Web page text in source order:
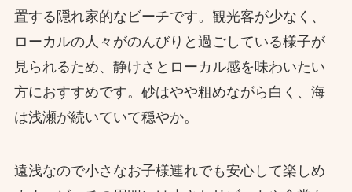
置する隠れ家的なビーチです。観光客が少なく、
ローカルの人々がのんびりと過ごしている様子が
見られるため、静けさとローカル感を味わいたい
方におすすめです。砂はやや粗めながら白く、海
は浅瀬が続いていて穏やか。
遠浅なので小さなお子様連れでも安心して楽しめ